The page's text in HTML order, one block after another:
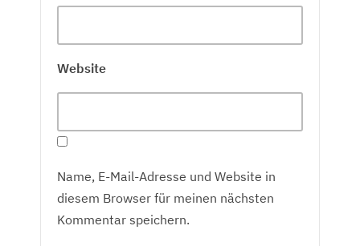
Website
Name, E-Mail-Adresse und Website in
diesem Browser für meinen nächsten
Kommentar speichern.